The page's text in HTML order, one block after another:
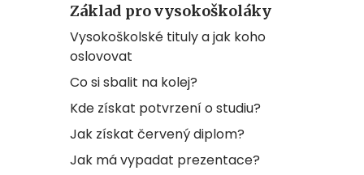
Základ pro vysokoškoláky
Vysokoškolské tituly a jak koho
oslovovat
Co si sbalit na kolej?
Kde získat potvrzení o studiu?
Jak získat červený diplom?
Jak má vypadat prezentace?